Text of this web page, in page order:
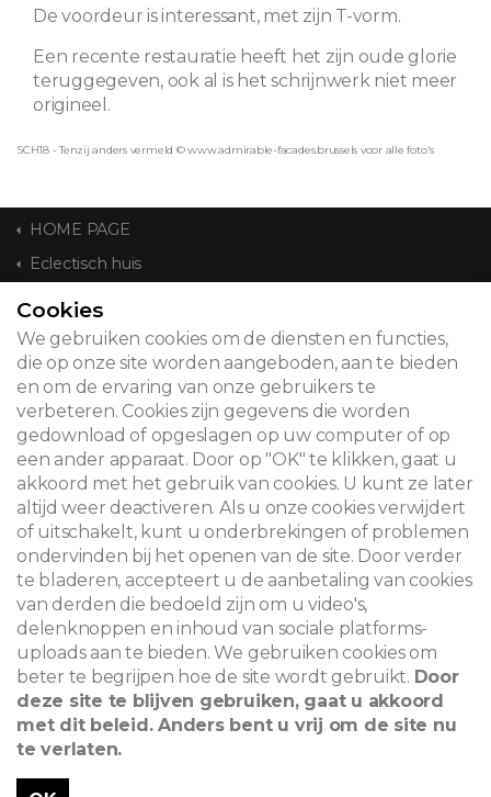
De voordeur is interessant, met zijn T-vorm.
Een recente restauratie heeft het zijn oude glorie
teruggegeven, ook al is het schrijnwerk niet meer
origineel.
SCH18 - Tenzij anders vermeld © www.admirable-facades.brussels voor alle foto's
HOME PAGE
Eclectisch huis
CONTACT
© 2026
Juridische kennisgeving
Newsletter
Zoeken
Cookies
We gebruiken cookies om de diensten en functies,
die op onze site worden aangeboden, aan te bieden
en om de ervaring van onze gebruikers te
verbeteren. Cookies zijn gegevens die worden
gedownload of opgeslagen op uw computer of op
een ander apparaat. Door op "OK" te klikken, gaat u
akkoord met het gebruik van cookies. U kunt ze later
altijd weer deactiveren. Als u onze cookies verwijdert
of uitschakelt, kunt u onderbrekingen of problemen
ondervinden bij het openen van de site. Door verder
te bladeren, accepteert u de aanbetaling van cookies
van derden die bedoeld zijn om u video's,
delenknoppen en inhoud van sociale platforms-
uploads aan te bieden. We gebruiken cookies om
beter te begrijpen hoe de site wordt gebruikt. Door
deze site te blijven gebruiken, gaat u akkoord
met dit beleid. Anders bent u vrij om de site nu
te verlaten.